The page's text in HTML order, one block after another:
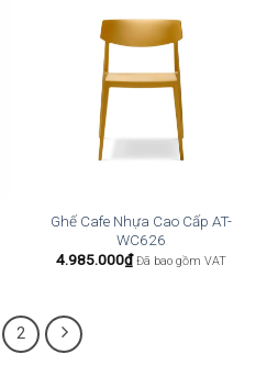
Ghế Cafe Nhựa Cao Cấp AT-
WC626
4.985.000₫ Đã bao gồm VAT
2